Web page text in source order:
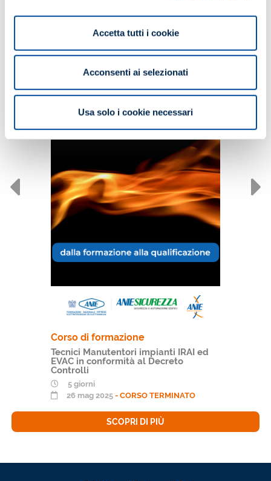
Accetta tutti i cookie
Acconsenti ai selezionati
Usa solo i cookie necessari
Potrebbe interessarti anche...
Corso di formazione
Tecnici Manutentori impianti IRAI ed
EVAC in conformità al Decreto
Controlli
5 giorni
26 mag 2025 - CORSO TERMINATO
SCOPRI DI PIÙ